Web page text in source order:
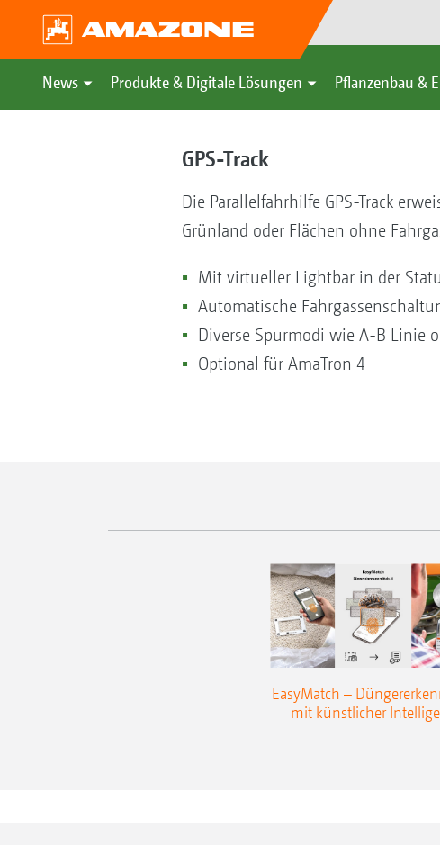
News Produkte & Digitale Lösungen Pflanzenbau &
GPS-Track
Die Parallelfahrhilfe GPS-Track
Grünland oder Flächen ohne
Mit virtueller Lightbar in der
Automatische
Diverse Spurmodi wie A-B Linie
Optional für AmaTron 4
EasyMatch –
mit künstlicher